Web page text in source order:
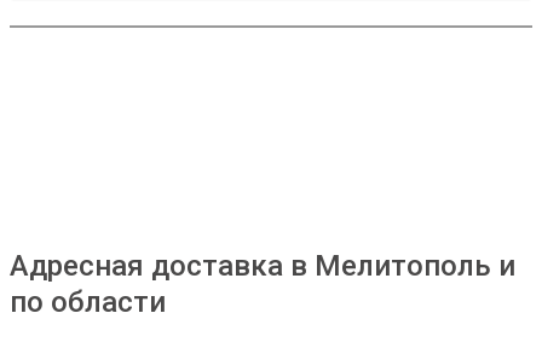
Адресная доставка в Мелитополь и
по области